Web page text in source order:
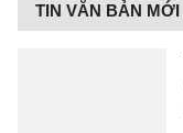
TIN VĂN BẢN MỚI